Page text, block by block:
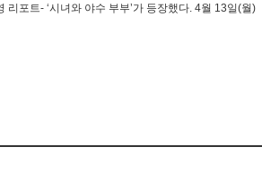
리포트- ‘시녀와 야수 부부’가 등장했다. 4월 13일(월)